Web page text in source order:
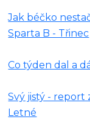
Jak béčko
Sparta B - Třinec
Co týden dal a
Svý jistý -
Letné